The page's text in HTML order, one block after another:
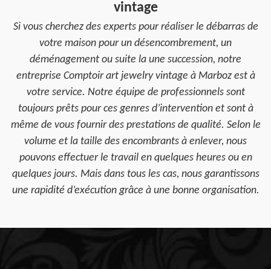
vintage
Si vous cherchez des experts pour réaliser le débarras de
votre maison pour un désencombrement, un
déménagement ou suite la une succession, notre
entreprise Comptoir art jewelry vintage à Marboz est à
votre service. Notre équipe de professionnels sont
toujours prêts pour ces genres d’intervention et sont à
même de vous fournir des prestations de qualité. Selon le
volume et la taille des encombrants à enlever, nous
pouvons effectuer le travail en quelques heures ou en
quelques jours. Mais dans tous les cas, nous garantissons
une rapidité d’exécution grâce à une bonne organisation.